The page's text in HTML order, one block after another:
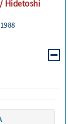
Hidetoshi